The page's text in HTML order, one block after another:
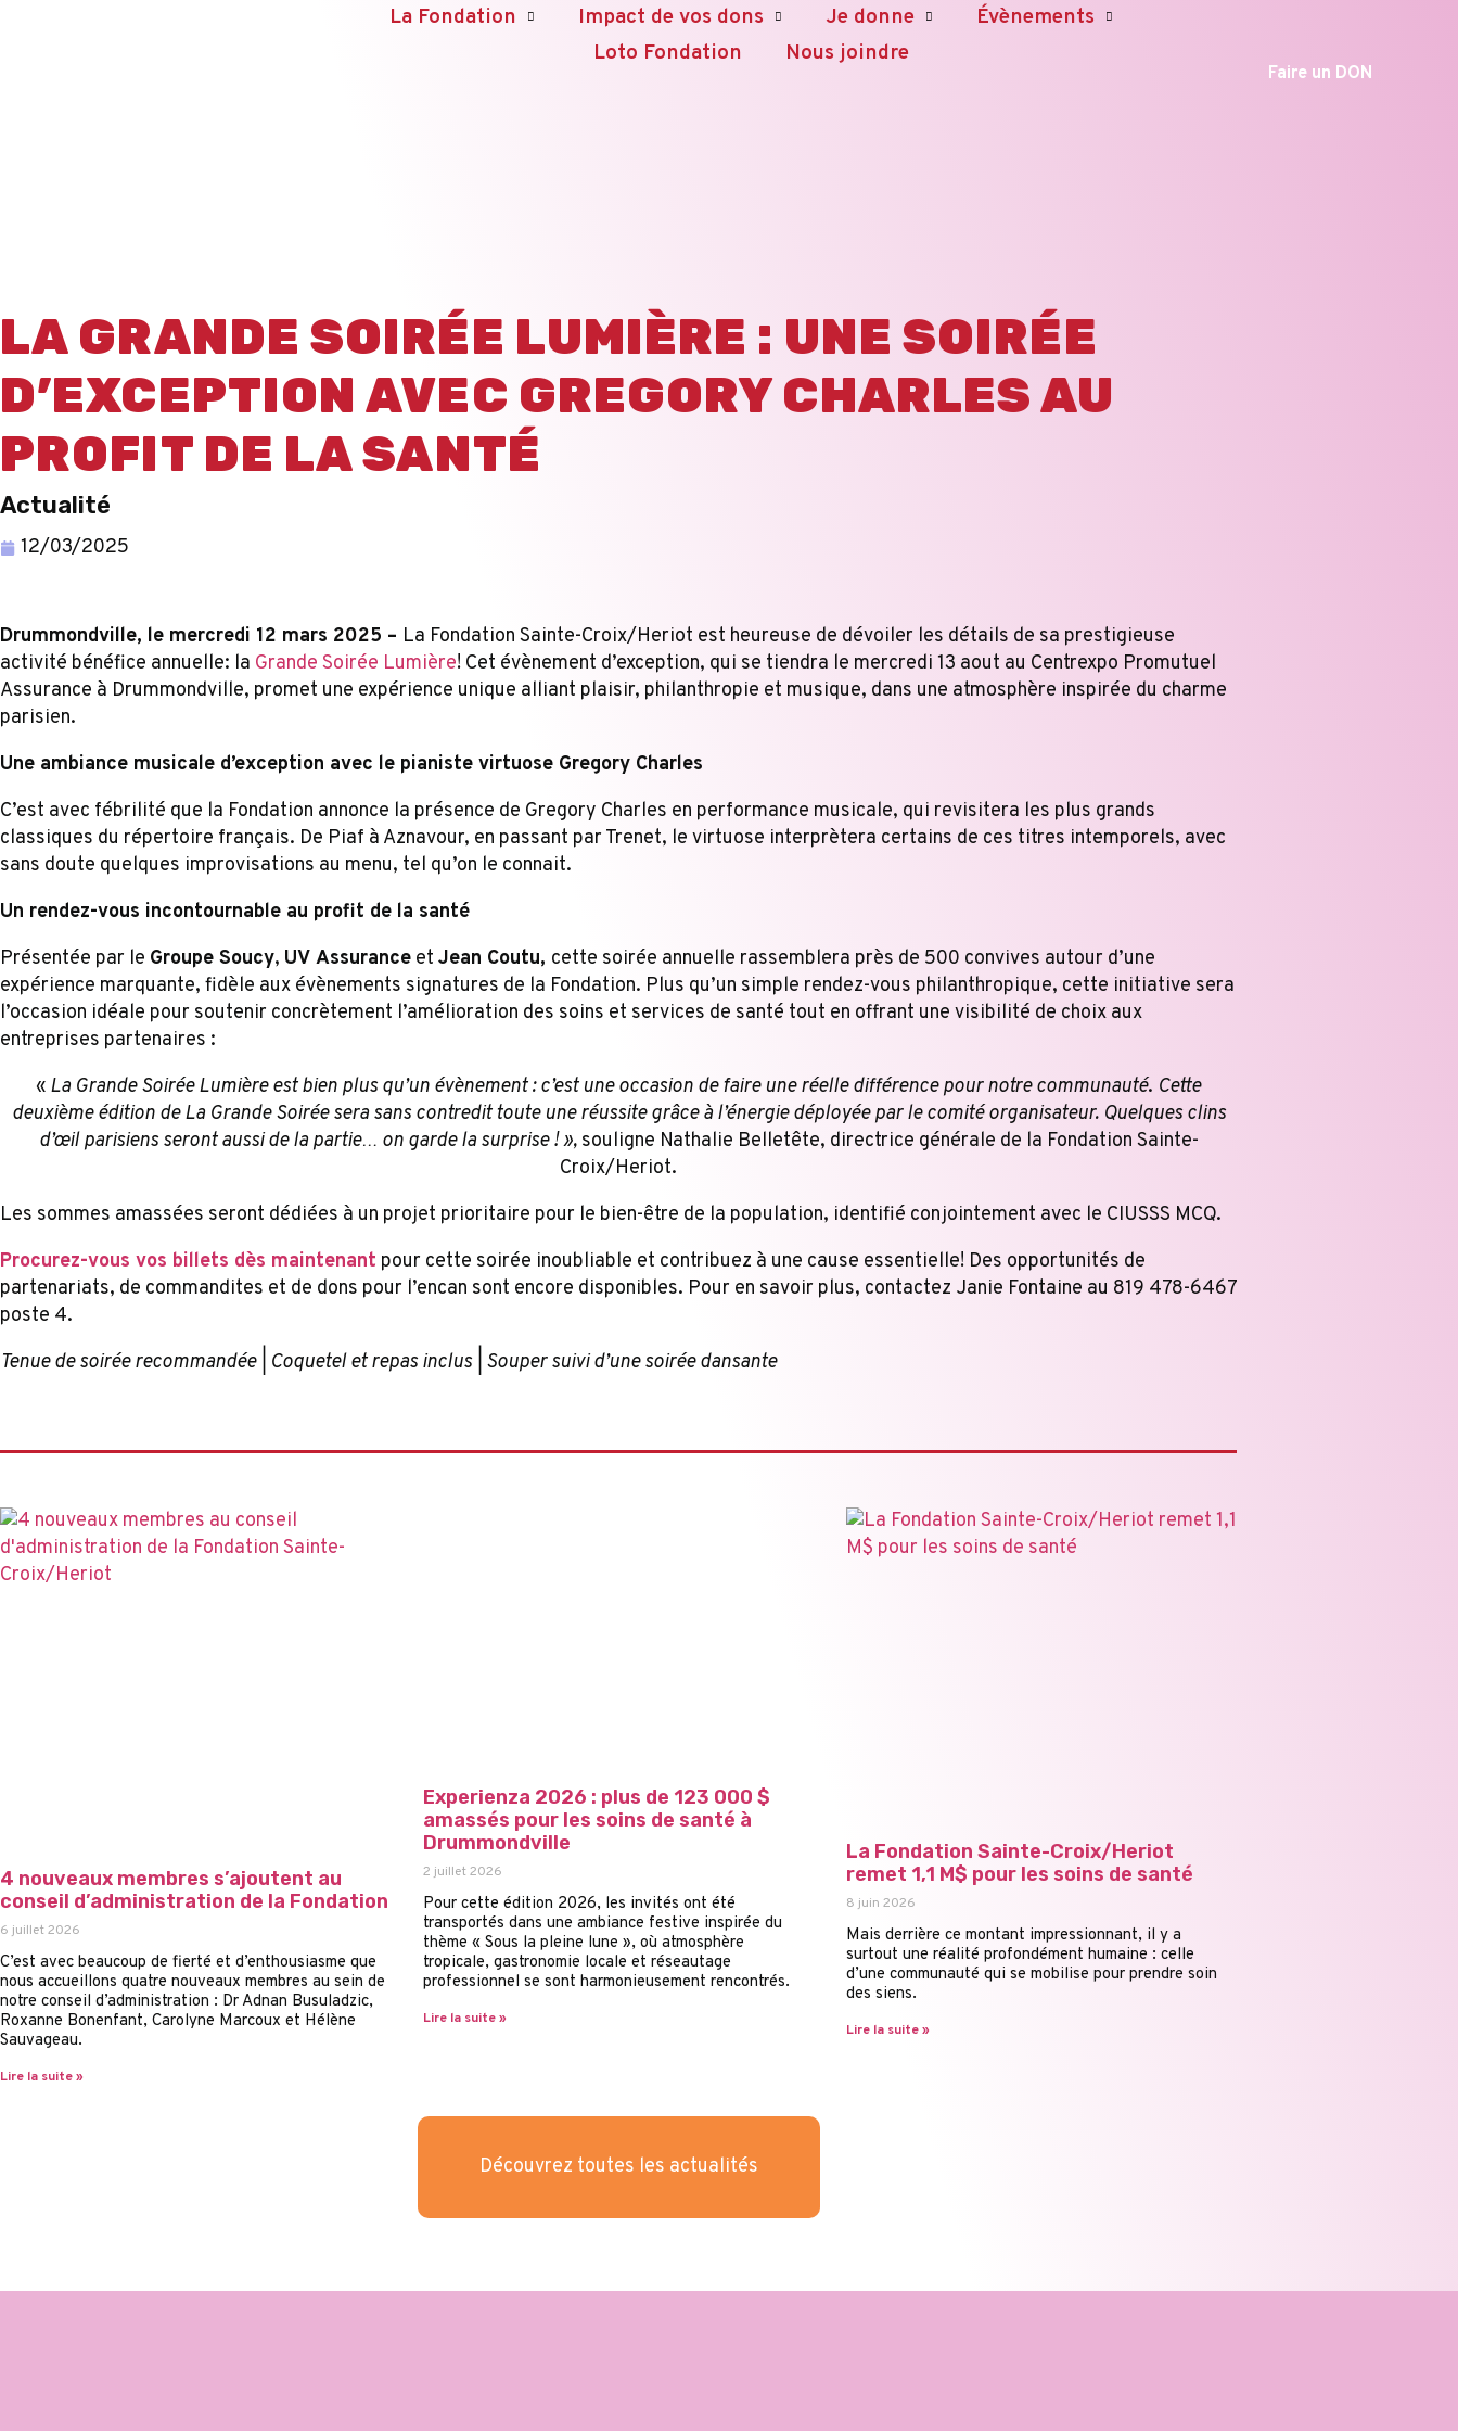
La Fondation Impact de vos dons Je donne
Évènements
Loto Fondation
Nous joindre
Faire un DON
LA GRANDE SOIRÉE LUMIÈRE : UNE SOIRÉE
D’EXCEPTION AVEC GREGORY CHARLES AU
PROFIT DE LA SANTÉ
Actualité
12/03/2025
Drummondville, le mercredi 12 mars 2025 – La Fondation Sainte-Croix/Heriot est heureuse de dévoiler les détails de sa prestigieuse
activité bénéfice annuelle: la Grande Soirée Lumière! Cet évènement d’exception, qui se tiendra le mercredi 13 aout au Centrexpo Promutuel
Assurance à Drummondville, promet une expérience unique alliant plaisir, philanthropie et musique, dans une atmosphère inspirée du charme
parisien.
Une ambiance musicale d’exception avec le pianiste virtuose Gregory Charles
C’est avec fébrilité que la Fondation annonce la présence de Gregory Charles en performance musicale, qui revisitera les plus grands
classiques du répertoire français. De Piaf à Aznavour, en passant par Trenet, le virtuose interprètera certains de ces titres intemporels, avec
sans doute quelques improvisations au menu, tel qu’on le connait.
Un rendez-vous incontournable au profit de la santé
Présentée par le Groupe Soucy, UV Assurance et Jean Coutu, cette soirée annuelle rassemblera près de 500 convives autour d’une
expérience marquante, fidèle aux évènements signatures de la Fondation. Plus qu’un simple rendez-vous philanthropique, cette initiative sera
l’occasion idéale pour soutenir concrètement l’amélioration des soins et services de santé tout en offrant une visibilité de choix aux
entreprises partenaires :
« La Grande Soirée Lumière est bien plus qu’un évènement : c’est une occasion de faire une réelle différence pour notre communauté. Cette
deuxième édition de La Grande Soirée sera sans contredit toute une réussite grâce à l’énergie déployée par le comité organisateur. Quelques clins
d’œil parisiens seront aussi de la partie… on garde la surprise ! », souligne Nathalie Belletête, directrice générale de la Fondation Sainte-
Croix/Heriot.
Les sommes amassées seront dédiées à un projet prioritaire pour le bien-être de la population, identifié conjointement avec le CIUSSS MCQ.
Procurez-vous vos billets dès maintenant pour cette soirée inoubliable et contribuez à une cause essentielle! Des opportunités de
partenariats, de commandites et de dons pour l’encan sont encore disponibles. Pour en savoir plus, contactez Janie Fontaine au 819 478-6467
poste 4.
Tenue de soirée recommandée | Coquetel et repas inclus | Souper suivi d’une soirée dansante
4 nouveaux membres s’ajoutent au
conseil d’administration de la Fondation
6 juillet 2026
C’est avec beaucoup de fierté et d’enthousiasme que
nous accueillons quatre nouveaux membres au sein de
notre conseil d’administration : Dr Adnan Busuladzic,
Roxanne Bonenfant, Carolyne Marcoux et Hélène
Sauvageau.
Lire la suite »
Experienza 2026 : plus de 123 000 $
amassés pour les soins de santé à
Drummondville
2 juillet 2026
Pour cette édition 2026, les invités ont été
transportés dans une ambiance festive inspirée du
thème « Sous la pleine lune », où atmosphère
tropicale, gastronomie locale et réseautage
professionnel se sont harmonieusement rencontrés.
Lire la suite »
La Fondation Sainte-Croix/Heriot
remet 1,1 M$ pour les soins de santé
8 juin 2026
Mais derrière ce montant impressionnant, il y a
surtout une réalité profondément humaine : celle
d’une communauté qui se mobilise pour prendre soin
des siens.
Lire la suite »
Découvrez toutes les actualités